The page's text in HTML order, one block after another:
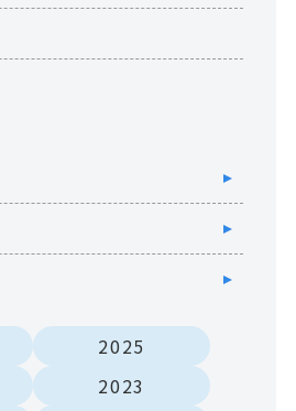
2025
2023